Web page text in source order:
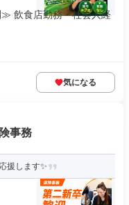
飲食店勤務・社会人経
気になる
事務
援します✨